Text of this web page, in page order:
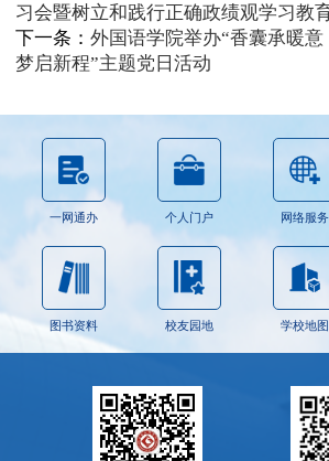
习会暨树立和践行正确政绩观学习教
下一条： 外国语学院举办“香囊承暖
梦启新程”主题党日活动
一网通办 个人门户 网络服务
图书资料 校友园地 学校地图